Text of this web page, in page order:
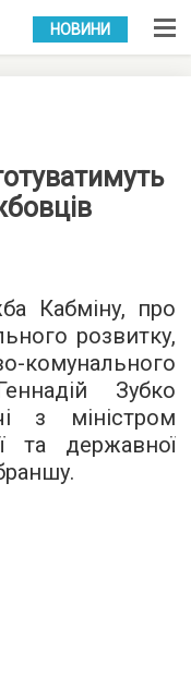
УКР РУС
НОВИНИ
Кабміну, про
розвитку,
комунального
Зубко
з міністром
та державної